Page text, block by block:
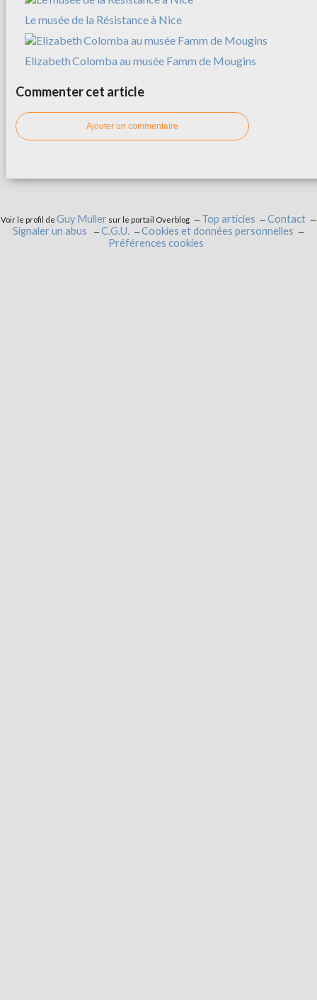
Le musée de la Résistance à Nice
Elizabeth Colomba au musée Famm de Mougins
Commenter cet article
Ajouter un commentaire
Voir le profil de Guy Muller sur le portail Overblog Top articles
Contact
Signaler un abus
C.G.U.
Cookies et données personnelles
Préférences cookies